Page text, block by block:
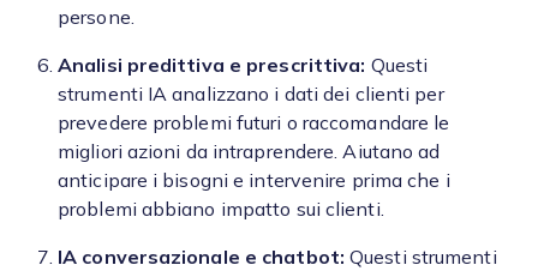
persone.
Analisi predittiva e prescrittiva: Questi
strumenti IA analizzano i dati dei clienti per
prevedere problemi futuri o raccomandare le
migliori azioni da intraprendere. Aiutano ad
anticipare i bisogni e intervenire prima che i
problemi abbiano impatto sui clienti.
IA conversazionale e chatbot: Questi strumenti